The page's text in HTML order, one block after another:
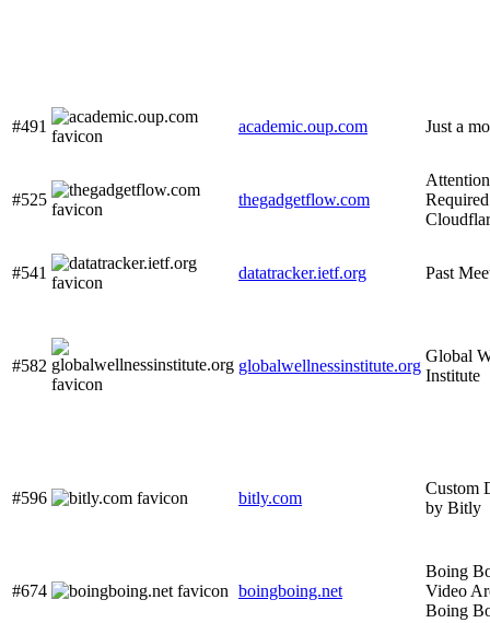
#491 academic.oup.com Just a
#525 thegadgetflow.com
Attention
#541 datatracker.ietf.org Past
#582 globalwellnessinstitute.org
Global
Institute
#596 bitly.com
Custom
by Bitly
#674 boingboing.net
Boing
Video
Boing